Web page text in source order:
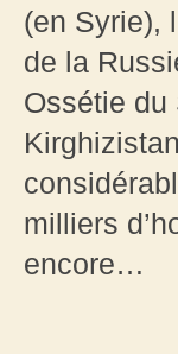
(en Syrie),
de la
Ossétie du
milliers
encore…